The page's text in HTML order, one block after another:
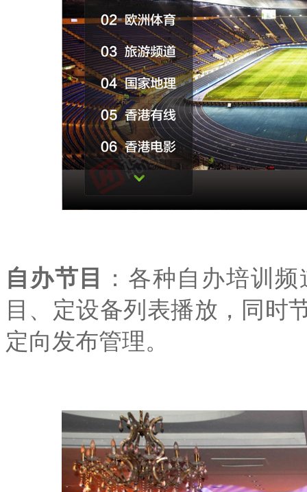
自办节目
：各种自办培训
目、定设备列表播放，同时
定向发布管理。